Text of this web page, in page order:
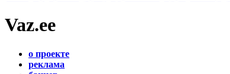
Vaz.ee
о проекте
реклама